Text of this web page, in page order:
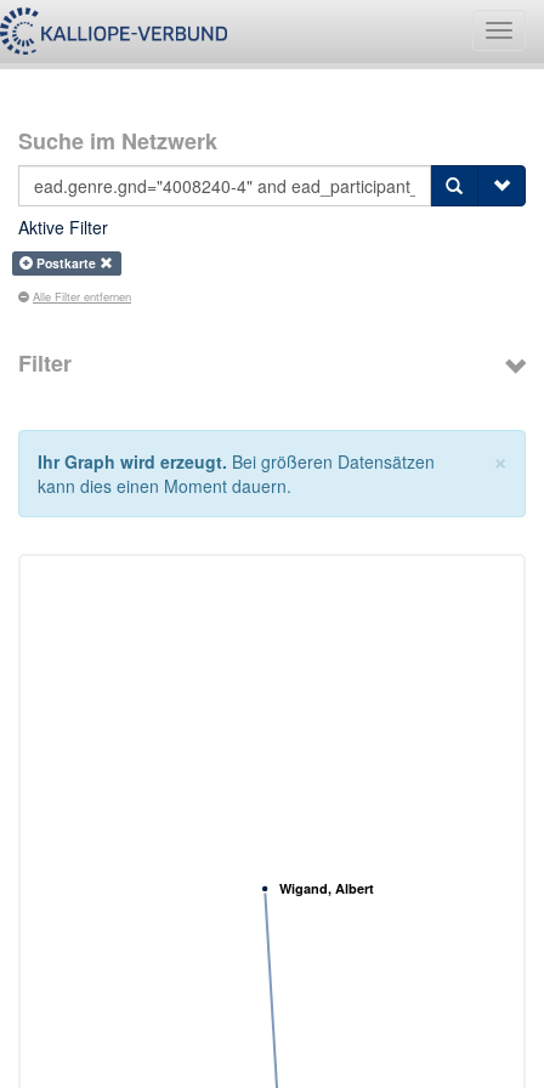
Suche im Netzwerk
Aktive Filter
Postkarte
Alle Filter entfernen
Filter
×
Ihr Graph wird erzeugt. Bei größeren Datensätzen
kann dies einen Moment dauern.
Wigand, Albert